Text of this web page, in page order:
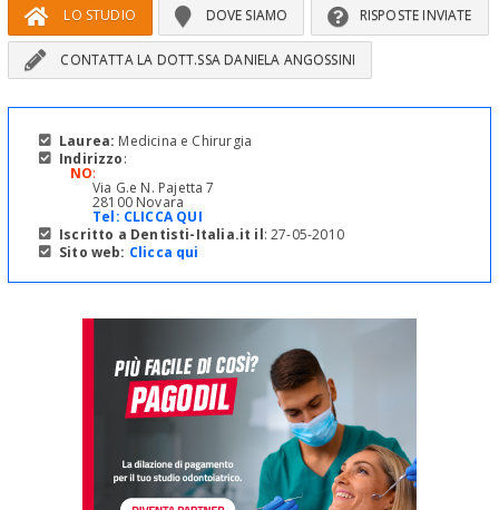
LO STUDIO DOVE SIAMO RISPOSTE INVIATE
CONTATTA LA DOTT.SSA DANIELA ANGOSSINI
Laurea: Medicina e Chirurgia
Indirizzo:
NO:
Via G.e N. Pajetta 7
28100 Novara
Tel: CLICCA QUI
Iscritto a Dentisti-Italia.it il: 27-05-2010
Sito web: Clicca qui